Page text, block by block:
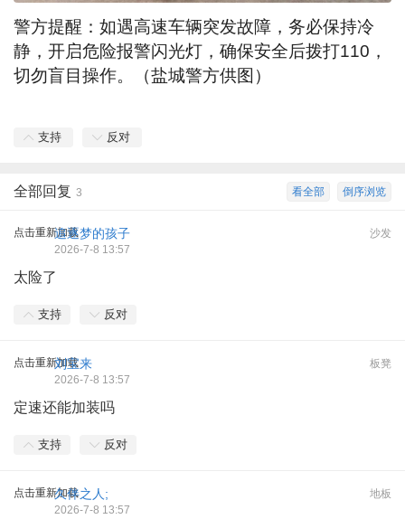
警方提醒：如遇高速车辆突发故障，务必保持冷
静，开启危险报警闪光灯，确保安全后拨打110，
切勿盲目操作。（盐城警方供图）
支持 反对
倒序浏览
看全部
全部回复 3
点击重新加载 沙发
追逐梦的孩子
2026-7-8 13:57
太险了
支持 反对
点击重新加载 板凳
刘宝来
2026-7-8 13:57
定速还能加装吗
支持 反对
点击重新加载 地板
久伴之人;
2026-7-8 13:57